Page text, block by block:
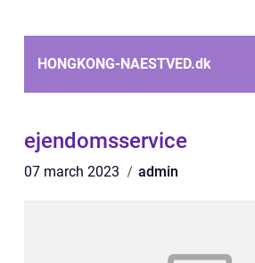
HONGKONG-NAESTVED.dk
ejendomsservice
07 march 2023 admin